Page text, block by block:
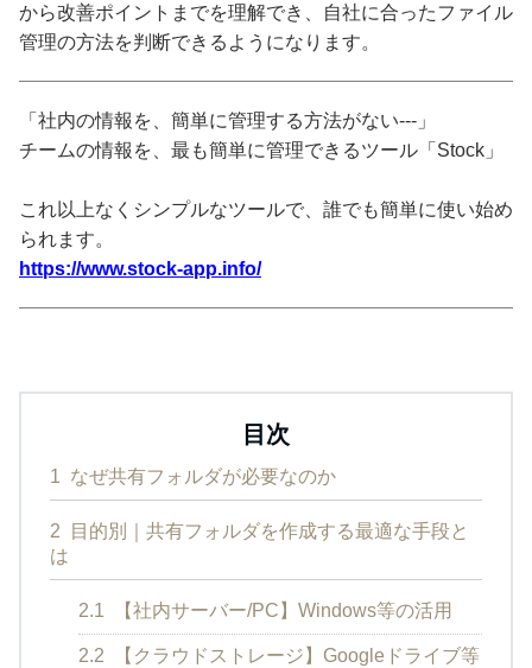
から改善ポイントまでを理解でき、自社に合ったファイル
管理の方法を判断できるようになります。
「社内の情報を、簡単に管理する方法がない---」
チームの情報を、最も簡単に管理できるツール「Stock」
これ以上なくシンプルなツールで、誰でも簡単に使い始め
られます。
https://www.stock-app.info/
目次
1 なぜ共有フォルダが必要なのか
2
目的別｜共有フォルダを作成する最適な手段と
は
2.1 【社内サーバー/PC】Windows等の活用
2.2
【クラウドストレージ】Googleドライブ等